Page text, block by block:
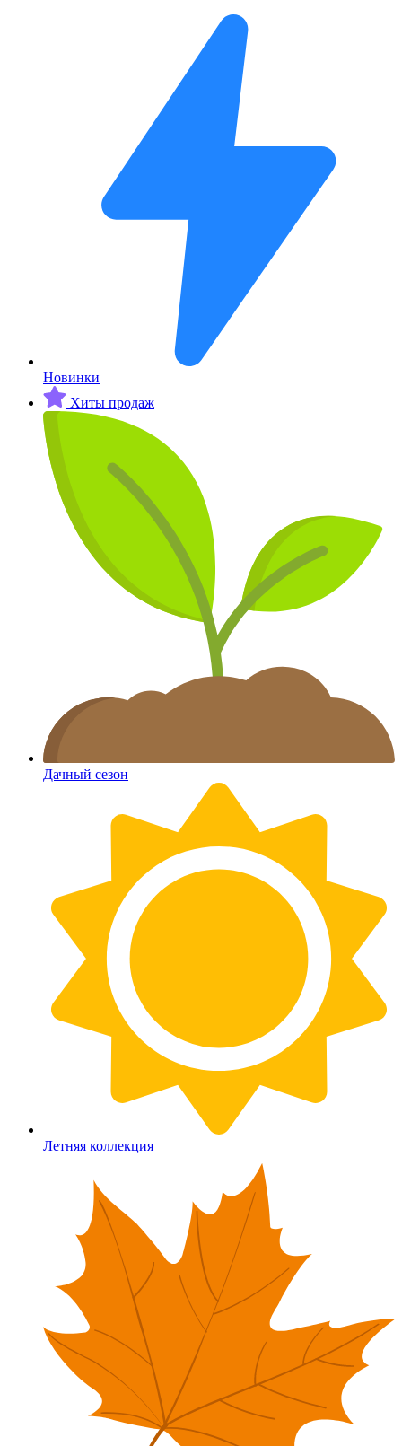
Новинки
Хиты продаж
Дачный сезон
Летняя коллекция